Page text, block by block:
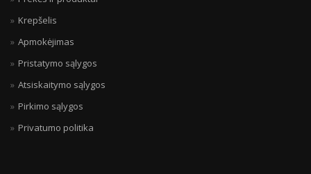
Krepšelis
Apmokėjimas
Pristatymo sąlygos
Atsiskaitymo sąlygos
Pirkimo sąlygos
Privatumo politika